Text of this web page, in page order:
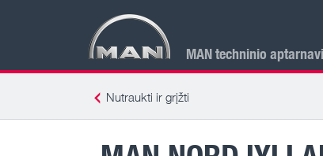
MAN techninio
Nutraukti ir grįžti